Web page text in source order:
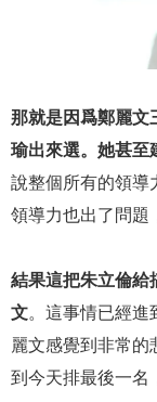
那就是因爲鄭麗文
瑜出來選。她甚至
說整個所有的領導
領導力也出了問題
結果這把朱立倫給
文。這事情已經進
麗文感覺到非常的
到今天排最後一名